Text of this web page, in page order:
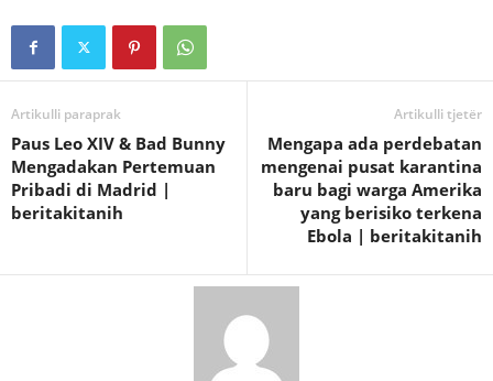
Artikulli paraprak
Paus Leo XIV & Bad Bunny
Mengadakan Pertemuan
Pribadi di Madrid |
beritakitanih
Artikulli tjetër
Mengapa ada perdebatan
mengenai pusat karantina
baru bagi warga Amerika
yang berisiko terkena
Ebola | beritakitanih